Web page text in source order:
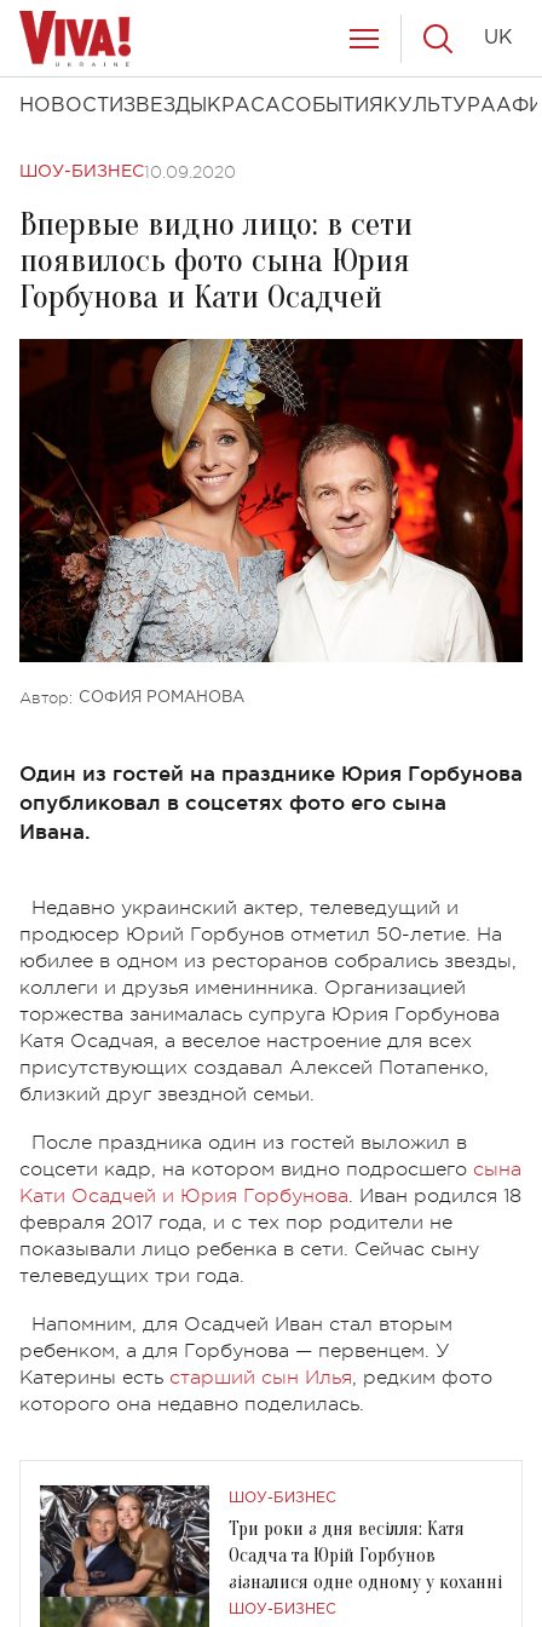
НОВОСТИ ЗВЕЗДЫ КРАСАСОБЫТИЯ КУЛЬТУРА
UK
ШОУ-БИЗНЕС10.09.2020
Впервые видно лицо: в сети
появилось фото сына Юрия
Горбунова и Кати Осадчей
Автор: СОФИЯ РОМАНОВА
Один из гостей на празднике Юрия Горбунова
опубликовал в соцсетях фото его сына
Ивана.
Недавно украинский актер, телеведущий и
продюсер Юрий Горбунов отметил 50-летие. На
юбилее в одном из ресторанов собрались звезды,
коллеги и друзья именинника. Организацией
торжества занималась супруга Юрия Горбунова
Катя Осадчая, а веселое настроение для всех
присутствующих создавал Алексей Потапенко,
близкий друг звездной семьи.
После праздника один из гостей выложил в
соцсети кадр, на котором видно подросшего сына
Кати Осадчей и Юрия Горбунова. Иван родился 18
февраля 2017 года, и с тех пор родители не
показывали лицо ребенка в сети. Сейчас сыну
телеведущих три года.
Напомним, для Осадчей Иван стал вторым
ребенком, а для Горбунова — первенцем. У
Катерины есть старший сын Илья, редким фото
которого она недавно поделилась.
ШОУ-БИЗНЕС
Три роки з дня весілля: Катя
Осадча та Юрій Горбунов
зізналися одне одному у коханні
ШОУ-БИЗНЕС